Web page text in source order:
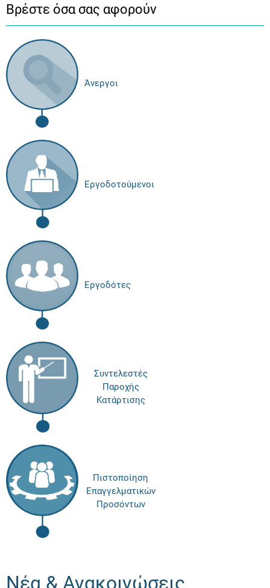
Βρέστε όσα σας αφορούν
Άνεργοι
Εργοδοτούμενοι
Εργοδότες
Συντελεστές
Παροχής
Κατάρτισης
Πιστοποίηση
Επαγγελματικών
Προσόντων
Νέα & Ανακοινώσεις